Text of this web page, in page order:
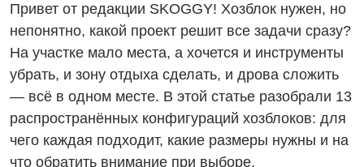
Привет от редакции SKOGGY! Хозблок нужен, но
непонятно, какой проект решит все задачи сразу?
На участке мало места, а хочется и инструменты
убрать, и зону отдыха сделать, и дрова сложить
— всё в одном месте. В этой статье разобрали 13
распространённых конфигураций хозблоков: для
чего каждая подходит, какие размеры нужны и на
что обратить внимание при выборе.